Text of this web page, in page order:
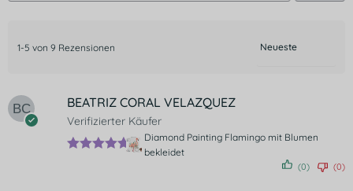
1-5 von 9 Rezensionen
BEATRIZ CORAL VELAZQUEZ
Verifizierter Käufer
Diamond Painting Flamingo mit Blumen
bekleidet
(0) (0)